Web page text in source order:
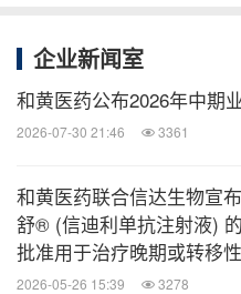
深切认同延续两个多世
和黄医药（纳斯达克/伦
所：13）是一家处于商业
企业新闻室
和黄医药公布2026年中期
2026-07-30 21:46 3361
和黄医药联合信达生物宣
舒® (信迪利单抗注射液)
批准用于治疗晚期或转移
2026-05-26 15:39 3278